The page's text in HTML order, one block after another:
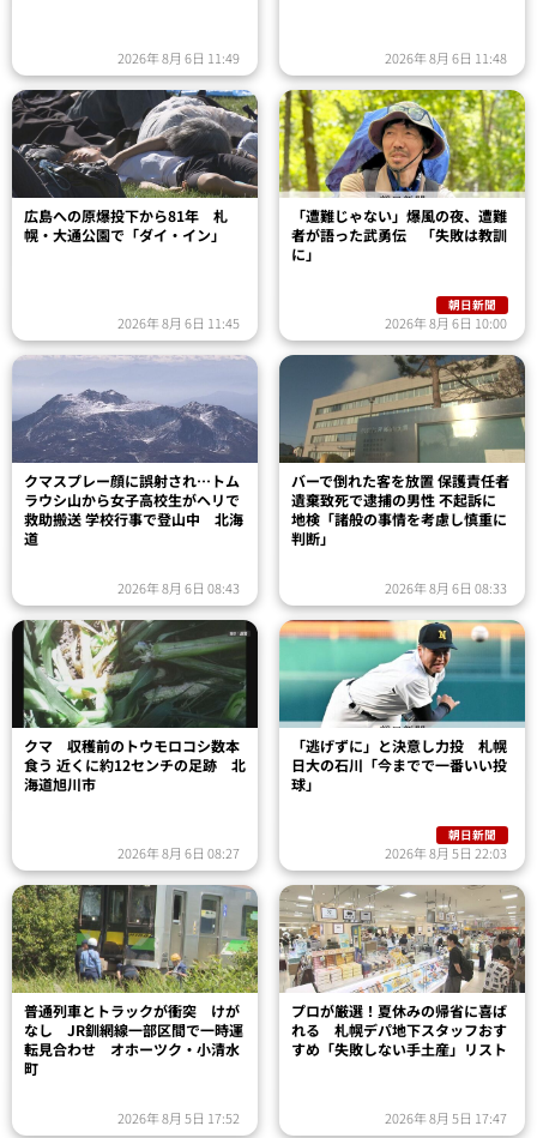
2026年 8月 6日 11:49 2026年 8月 6日 11:48
広島への原爆投下から81年 札
幌・大通公園で「ダイ・イン」
2026年 8月 6日 11:45
「遭難じゃない」爆風の夜、遭難
者が語った武勇伝 「失敗は教訓
に」
朝日新聞
2026年 8月 6日 10:00
クマスプレー顔に誤射され…トム
ラウシ山から女子高校生がヘリで
救助搬送 学校行事で登山中 北海
道
2026年 8月 6日 08:43
バーで倒れた客を放置 保護責任者
遺棄致死で逮捕の男性 不起訴に
地検「諸般の事情を考慮し慎重に
判断」
2026年 8月 6日 08:33
クマ 収穫前のトウモロコシ数本
食う 近くに約12センチの足跡 北
海道旭川市
2026年 8月 6日 08:27
「逃げずに」と決意し力投 札幌
日大の石川「今までで一番いい投
球」
朝日新聞
2026年 8月 5日 22:03
普通列車とトラックが衝突 けが
なし JR釧網線一部区間で一時運
転見合わせ オホーツク・小清水
町
2026年 8月 5日 17:52
プロが厳選！夏休みの帰省に喜ば
れる 札幌デパ地下スタッフおす
すめ「失敗しない手土産」リスト
2026年 8月 5日 17:47